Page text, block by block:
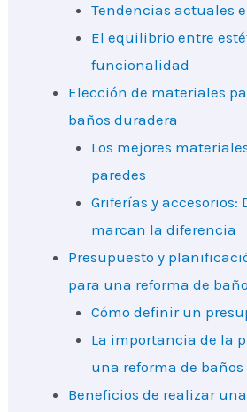
Tendencias actuales
El equilibrio entre
funcionalidad
Elección de materiales
baños duradera
Los mejores
paredes
Griferías y accesorios:
marcan la diferencia
Presupuesto y
para una reforma de
Cómo definir un
La importancia de la
una reforma de baños
Beneficios de realizar